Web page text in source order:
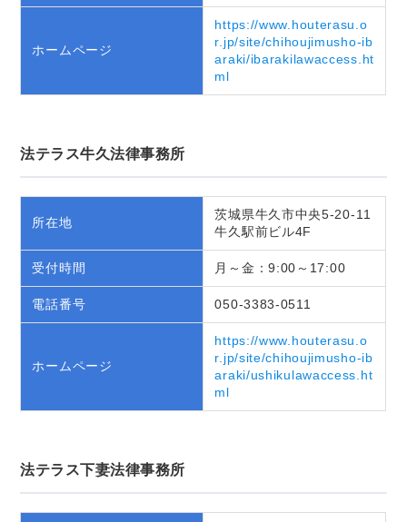
ホームページ
https://www.houterasu.o
r.jp/site/chihoujimusho-ib
araki/ibarakilawaccess.ht
ml
法テラス牛久法律事務所
所在地
茨城県牛久市中央5-20-11
牛久駅前ビル4F
受付時間 月～金：9:00～17:00
電話番号 050-3383-0511
ホームページ
https://www.houterasu.o
r.jp/site/chihoujimusho-ib
araki/ushikulawaccess.ht
ml
法テラス下妻法律事務所